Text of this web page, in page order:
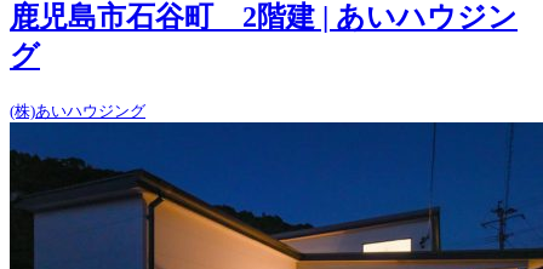
鹿児島市石谷町 2階建 | あいハウジン
グ
(株)あいハウジング